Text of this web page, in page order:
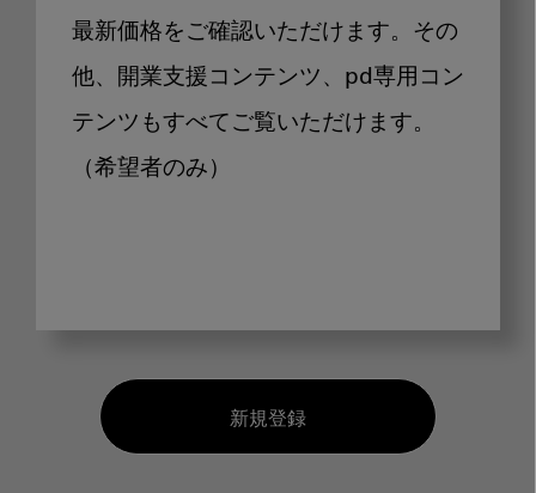
最新価格をご確認いただけます。その
他、開業支援コンテンツ、pd専用コン
テンツもすべてご覧いただけます。
（希望者のみ）
新規登録